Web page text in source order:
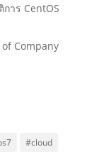
าร CentOS
Company
#cloud